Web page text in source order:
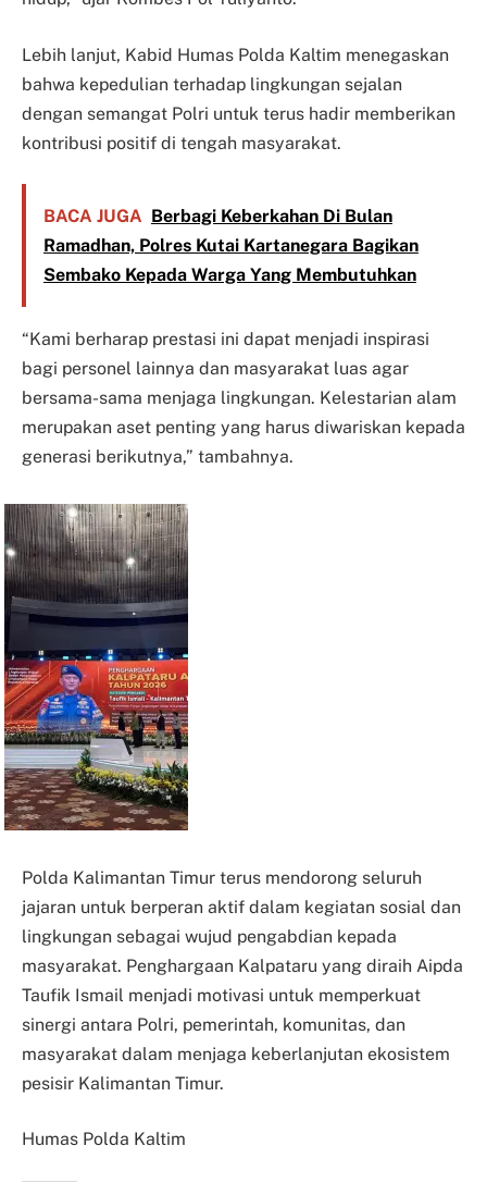
Lebih lanjut, Kabid Humas Polda Kaltim menegaskan
bahwa kepedulian terhadap lingkungan sejalan
dengan semangat Polri untuk terus hadir memberikan
kontribusi positif di tengah masyarakat.
BACA JUGA Berbagi Keberkahan Di Bulan
Ramadhan, Polres Kutai Kartanegara Bagikan
Sembako Kepada Warga Yang Membutuhkan
“Kami berharap prestasi ini dapat menjadi inspirasi
bagi personel lainnya dan masyarakat luas agar
bersama-sama menjaga lingkungan. Kelestarian alam
merupakan aset penting yang harus diwariskan kepada
generasi berikutnya,” tambahnya.
Polda Kalimantan Timur terus mendorong seluruh
jajaran untuk berperan aktif dalam kegiatan sosial dan
lingkungan sebagai wujud pengabdian kepada
masyarakat. Penghargaan Kalpataru yang diraih Aipda
Taufik Ismail menjadi motivasi untuk memperkuat
sinergi antara Polri, pemerintah, komunitas, dan
masyarakat dalam menjaga keberlanjutan ekosistem
pesisir Kalimantan Timur.
Humas Polda Kaltim